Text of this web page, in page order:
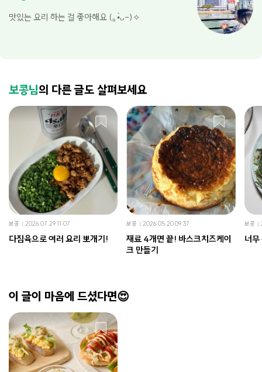
맛있는 요리 하는 걸 좋아해요 (｡•̀ᴗ-)✧
보콩님의 다른 글도 살펴보세요
보콩 2026.07.29 11:07
다짐육으로 여러 요리 뽀개기!
보콩 2026.05.20 09:37
재료 4개면 끝! 바스크치즈케이
크 만들기
보콩
너무
이 글이 마음에 드셨다면😍